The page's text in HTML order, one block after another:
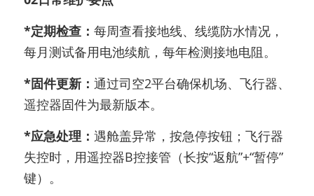
*定期检查： 每周查看接地线、线缆防水情况，
每月测试备用电池续航，每年检测接地电阻。
*固件更新： 通过司空2平台确保机场、飞行器、
遥控器固件为最新版本。
*应急处理： 遇舱盖异常，按急停按钮；飞行器
失控时，用遥控器B控接管（长按“返航”+“暂停”
键）。